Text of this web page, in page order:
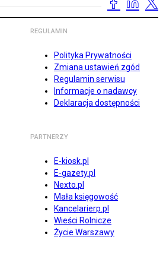
REGULAMIN
Polityka Prywatności
Zmiana ustawień zgód
Regulamin serwisu
Informacje o nadawcy
Deklaracja dostępności
PARTNERZY
E-kiosk.pl
E-gazety.pl
Nexto.pl
Mała księgowość
Kancelarierp.pl
Wieści Rolnicze
Życie Warszawy